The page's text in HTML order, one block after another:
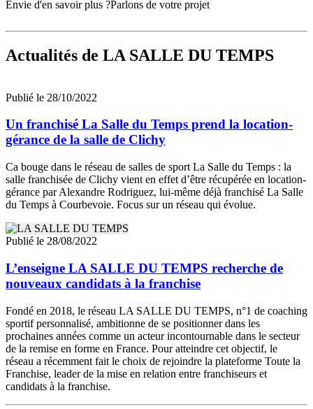
Envie d'en savoir plus ?Parlons de votre projet
Actualités de LA SALLE DU TEMPS
Publié le 28/10/2022
Un franchisé La Salle du Temps prend la location-
gérance de la salle de Clichy
Ca bouge dans le réseau de salles de sport La Salle du Temps : la
salle franchisée de Clichy vient en effet d’être récupérée en location-
gérance par Alexandre Rodriguez, lui-même déjà franchisé La Salle
du Temps à Courbevoie. Focus sur un réseau qui évolue.
Publié le 28/08/2022
L’enseigne LA SALLE DU TEMPS recherche de
nouveaux candidats à la franchise
Fondé en 2018, le réseau LA SALLE DU TEMPS, n°1 de coaching
sportif personnalisé, ambitionne de se positionner dans les
prochaines années comme un acteur incontournable dans le secteur
de la remise en forme en France. Pour atteindre cet objectif, le
réseau a récemment fait le choix de rejoindre la plateforme Toute la
Franchise, leader de la mise en relation entre franchiseurs et
candidats à la franchise.